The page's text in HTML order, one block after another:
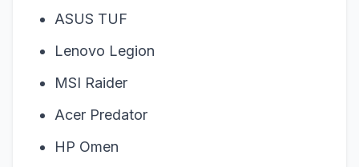
ASUS TUF
Lenovo Legion
MSI Raider
Acer Predator
HP Omen